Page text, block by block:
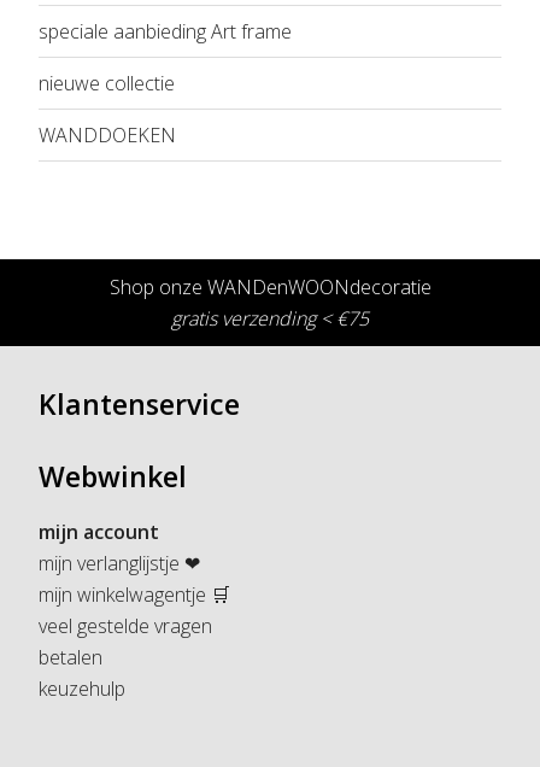
speciale aanbieding Art frame
nieuwe collectie
WANDDOEKEN
Shop onze WANDenWOONdecoratie
gratis verzending < €75
Klantenservice
Webwinkel
mijn account
mijn verlanglijstje ❤
mijn winkelwagentje 🛒
veel gestelde vragen
betalen
keuzehulp